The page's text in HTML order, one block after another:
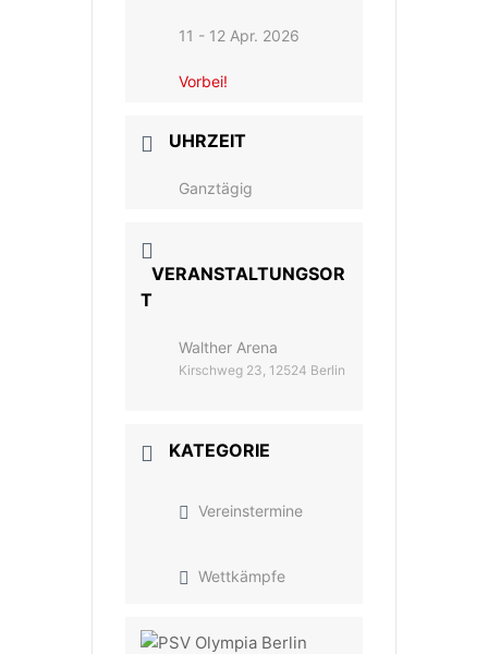
11 - 12 Apr. 2026
Vorbei!
UHRZEIT
Ganztägig
VERANSTALTUNGSOR
T
Walther Arena
Kirschweg 23, 12524 Berlin
KATEGORIE
Vereinstermine
Wettkämpfe